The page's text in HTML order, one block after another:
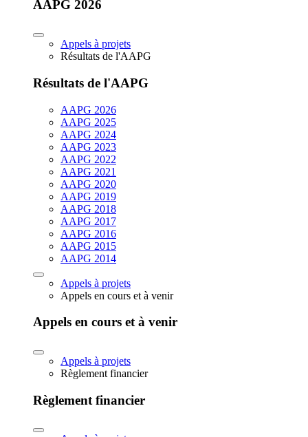
AAPG 2026
Appels à projets
Résultats de l'AAPG
Résultats de l'AAPG
AAPG 2026
AAPG 2025
AAPG 2024
AAPG 2023
AAPG 2022
AAPG 2021
AAPG 2020
AAPG 2019
AAPG 2018
AAPG 2017
AAPG 2016
AAPG 2015
AAPG 2014
Appels à projets
Appels en cours et à venir
Appels en cours et à venir
Appels à projets
Règlement financier
Règlement financier